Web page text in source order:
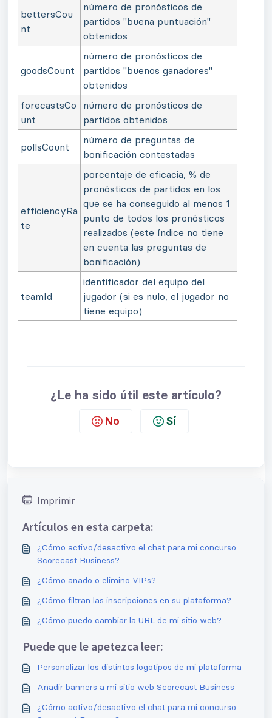
bettersCou
nt
número de pronósticos de
partidos "buena puntuación"
obtenidos
goodsCount
número de pronósticos de
partidos "buenos ganadores"
obtenidos
forecastsCo
unt
número de pronósticos de
partidos obtenidos
pollsCount
número de preguntas de
bonificación contestadas
efficiencyRa
te
porcentaje de eficacia, % de
pronósticos de partidos en los
que se ha conseguido al menos 1
punto de todos los pronósticos
realizados (este índice no tiene
en cuenta las preguntas de
bonificación)
teamId
identificador del equipo del
jugador (si es nulo, el jugador no
tiene equipo)
¿Le ha sido útil este artículo?
No Sí
Imprimir
Artículos en esta carpeta:
¿Cómo activo/desactivo el chat para mi concurso
Scorecast Business?
¿Cómo añado o elimino VIPs?
¿Cómo filtran las inscripciones en su plataforma?
¿Cómo puedo cambiar la URL de mi sitio web?
Puede que le apetezca leer:
Personalizar los distintos logotipos de mi plataforma
Añadir banners a mi sitio web Scorecast Business
¿Cómo activo/desactivo el chat para mi concurso